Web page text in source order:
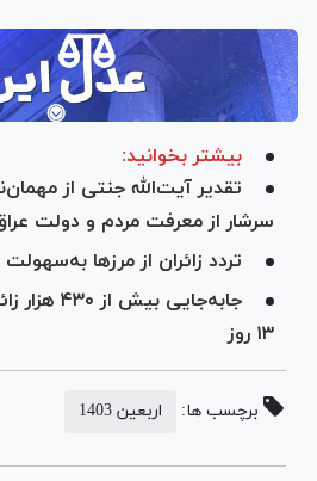
بیشتر بخوانید:
تقدیر آیت‌الله جنتی از
سرشار از معرفت مردم و دولت
تردد زائران از مرز‌ها
جابه‌جایی
۱۳ روز
برچسب ها: اربعین 1403